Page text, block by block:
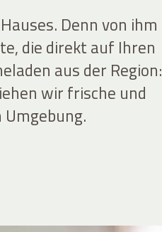
Denn von ihm
die direkt auf Ihren
aus der Region:
wir frische und